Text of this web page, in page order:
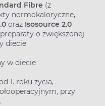
Fibre (z
normokaloryczne,
oraz Isosource 2.0
o zwiększonej
diecie
w diecie
1. roku życia,
przy